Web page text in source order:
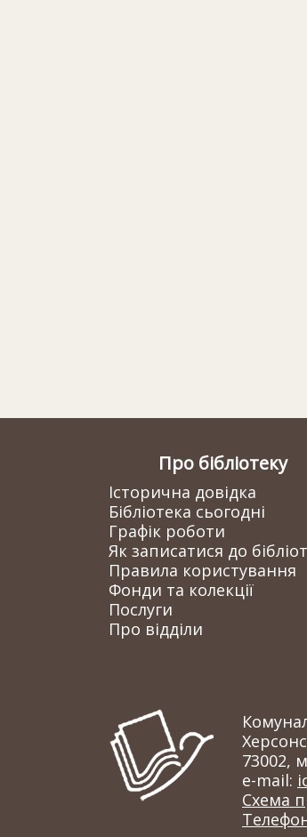
Про бібліотеку
Історична довідка
Бібліотека сьогодні
Графік роботи
Як записатися до
Правила користування
Фонди та колекції
Послуги
Про відділи
73002,
e-mail:
Схема